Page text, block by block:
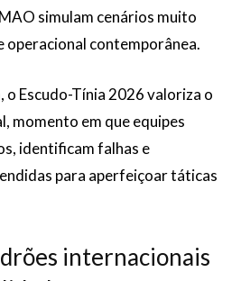
simulam cenários muito
operacional contemporânea.
o Escudo-Tínia 2026 valoriza o
momento em que equipes
identificam falhas e
para aperfeiçoar táticas
internacionais